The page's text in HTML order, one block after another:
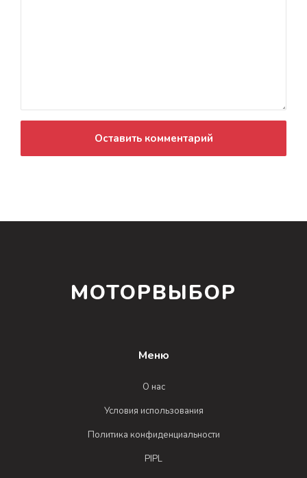
Оставить комментарий
МОТОРВЫБОР
Меню
О нас
Условия использования
Политика конфиденциальности
PIPL